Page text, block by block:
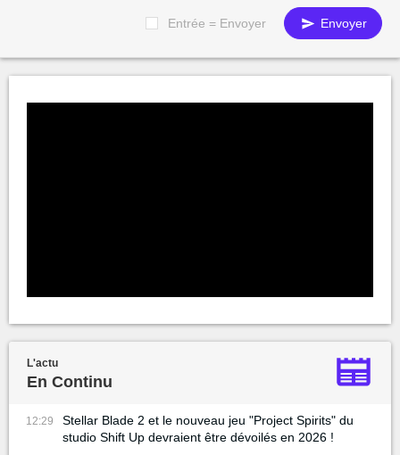
Entrée = Envoyer Envoyer
L'actu
En Continu
12:29
Stellar Blade 2 et le nouveau jeu "Project Spirits" du
studio Shift Up devraient être dévoilés en 2026 !